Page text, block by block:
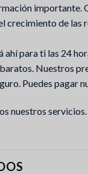
importante.
crecimiento de
ahí para ti las 24
Nuestros
Puedes pagar
nuestros